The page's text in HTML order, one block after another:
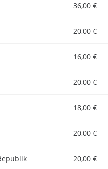
36,00 €
20,00 €
16,00 €
20,00 €
18,00 €
20,00 €
20,00 €